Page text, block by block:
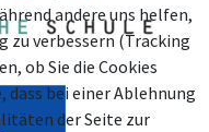
andere uns helfen,
zu verbessern (Tracking
ob Sie die Cookies
bei einer Ablehnung
der Seite zur